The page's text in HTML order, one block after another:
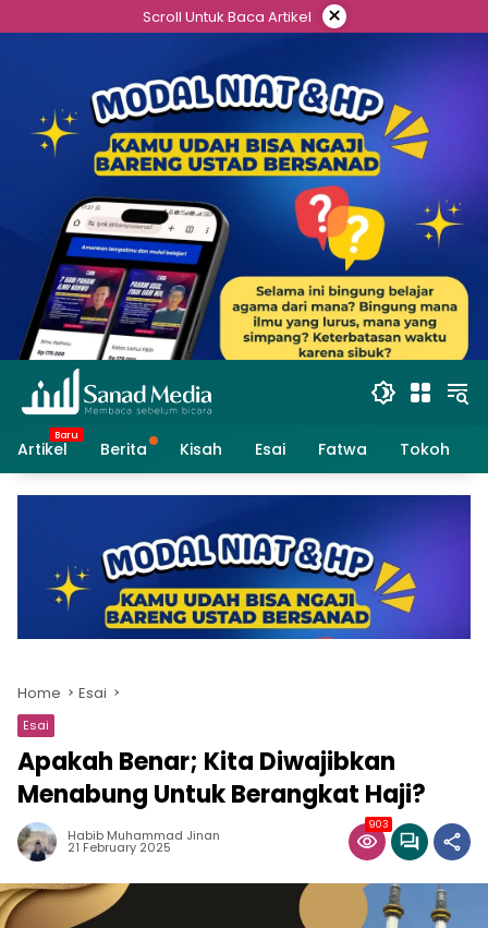
to
Scroll Untuk Baca Artikel ×
Artikel Berita Kisah Esai Fatwa Tokoh
Home Esai
Esai
Apakah Benar; Kita Diwajibkan
Menabung Untuk Berangkat Haji?
Habib Muhammad Jinan
21 February 2025
903